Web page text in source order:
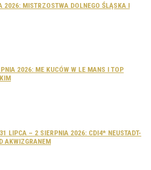
2026: MISTRZOSTWA DOLNEGO ŚLĄSKA I
2026: ME KUCÓW W LE MANS I TOP
LIPCA – 2 SIERPNIA 2026: CDI4* NEUSTADT-
AKWIZGRANEM